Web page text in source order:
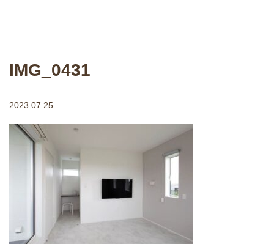
IMG_0431
2023.07.25